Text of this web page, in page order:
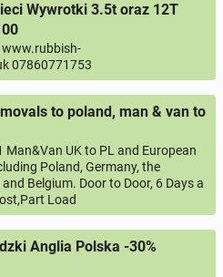
Wywrotki 3.5t oraz 12T
www.rubbish-
07860771753
to poland, man & van to
Man&Van UK to PL and European
Poland, Germany, the
Belgium. Door to Door, 6 Days a
Load
Anglia Polska -30%